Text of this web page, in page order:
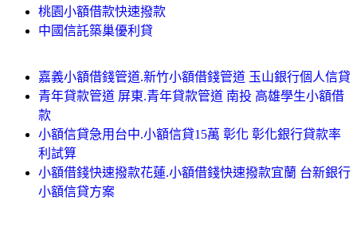
桃園小額借款快速撥款
中國信託築巢優利貸
嘉義小額借錢管道.新竹小額借錢管道 玉山銀行個人信貸
青年貸款管道 屏東.青年貸款管道 南投 高雄學生小額借
款
小額信貸急用台中.小額信貸15萬 彰化 彰化銀行貸款率
利試算
小額借錢快速撥款花蓮.小額借錢快速撥款宜蘭 台新銀行
小額信貸方案